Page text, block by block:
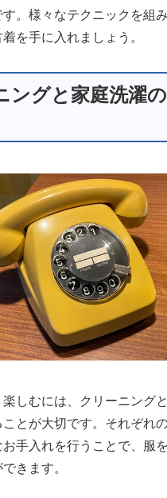
。様々なテクニックを組み
を手に入れましょう。
ングと家庭洗濯
しむには、クリーニング
ことが大切です。それぞれ
手入れを行うことで、服
きます。